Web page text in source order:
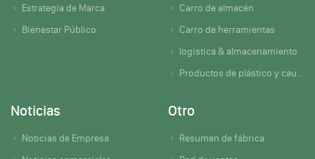
Estrategia de Marca
Bienestar Público
Carro de almacén
Carro de herramientas
logística & almacenamiento
Productos de plástico y caucho
Noticias
Noticias de Empresa
Otro
Resumen de fábrica